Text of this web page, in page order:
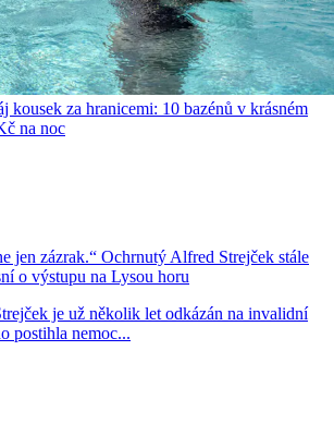
kousek za hranicemi: 10 bazénů v krásném
na noc
jen zázrak.“ Ochrnutý Alfred Strejček stále
o výstupu na Lysou horu
je už několik let odkázán na invalidní
postihla nemoc...